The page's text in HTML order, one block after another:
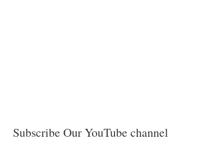
Subscribe Our YouTube channel